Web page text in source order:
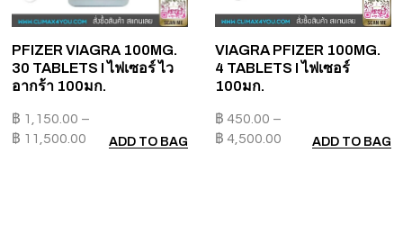
PFIZER VIAGRA 100MG.
30 TABLETS I ไฟเซอร์ ไว
อากร้า 100มก.
฿ 1,150.00 –
฿ 11,500.00 ADD TO BAG
VIAGRA PFIZER 100MG.
4 TABLETS I ไฟเซอร์
100มก.
฿ 450.00 –
฿ 4,500.00 ADD TO BAG